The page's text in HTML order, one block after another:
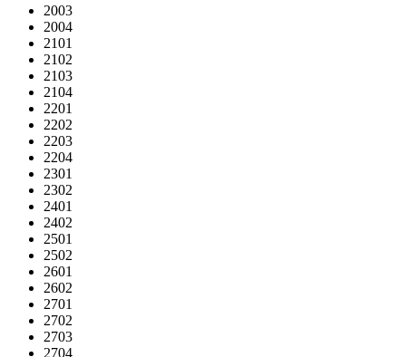
2003
2004
2101
2102
2103
2104
2201
2202
2203
2204
2301
2302
2401
2402
2501
2502
2601
2602
2701
2702
2703
2704